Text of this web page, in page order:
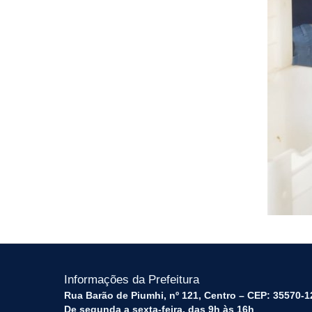
Informações da Prefeitura
Rua Barão de Piumhi, nº 121, Centro – CEP: 35570-
De segunda a sexta-feira, das 9h às 16h